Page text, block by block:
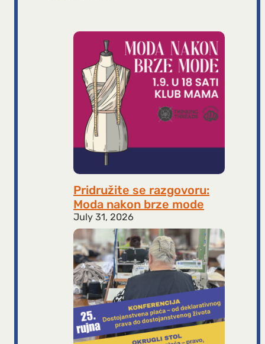
Pridružite se razgovoru:
Moda nakon brze mode
July 31, 2026